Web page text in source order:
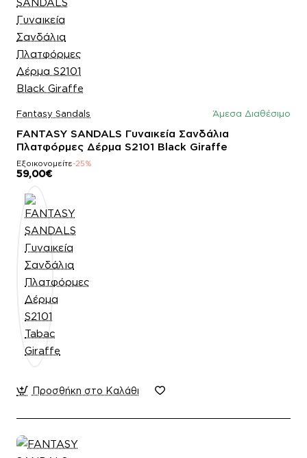
Fantasy Sandals Άμεσα Διαθέσιμο
FANTASY SANDALS Γυναικεία Σανδάλια
Πλατφόρμες Δέρμα S2101 Black Giraffe
Εξοικονομείτε-25%
59,00€
Προσθήκη στο Καλάθι